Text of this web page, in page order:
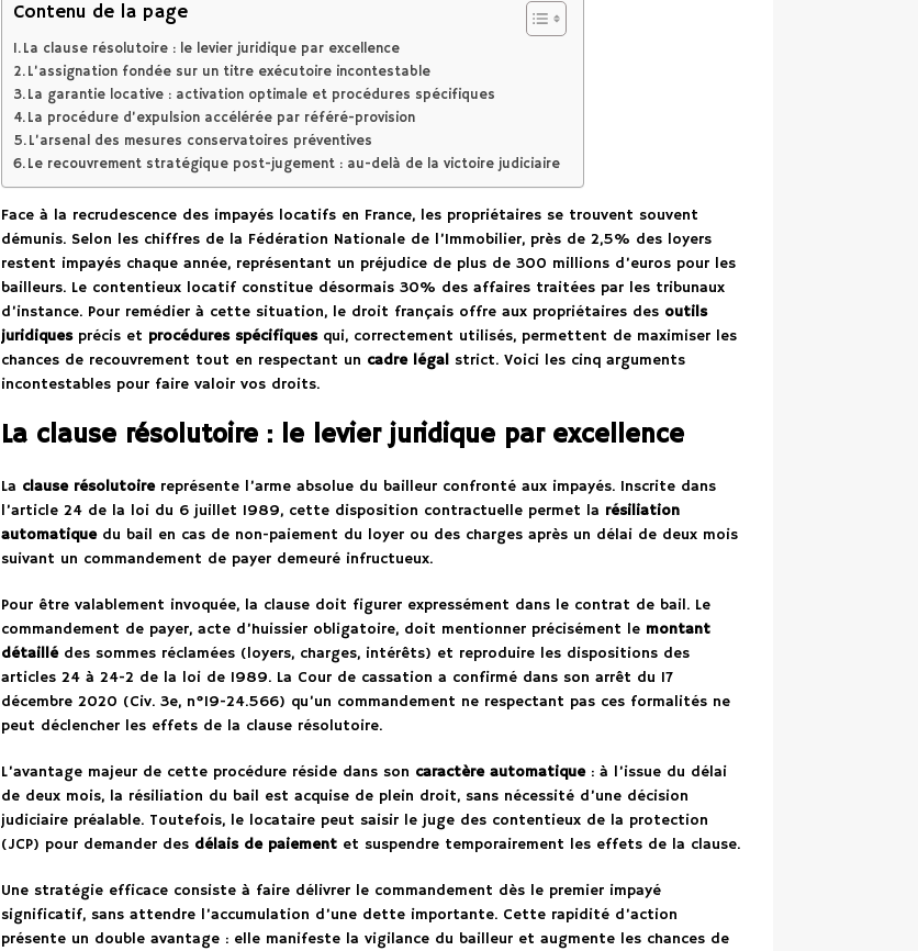
Contenu de la page
La clause résolutoire : le levier juridique par excellence
L’assignation fondée sur un titre exécutoire incontestable
La garantie locative : activation optimale et procédures spécifiques
La procédure d’expulsion accélérée par référé-provision
L’arsenal des mesures conservatoires préventives
Le recouvrement stratégique post-jugement : au-delà de la victoire judiciaire
Face à la recrudescence des impayés locatifs en France, les propriétaires se trouvent souvent
démunis. Selon les chiffres de la Fédération Nationale de l’Immobilier, près de 2,5% des loyers
restent impayés chaque année, représentant un préjudice de plus de 300 millions d’euros pour les
bailleurs. Le contentieux locatif constitue désormais 30% des affaires traitées par les tribunaux
d’instance. Pour remédier à cette situation, le droit français offre aux propriétaires des outils
juridiquesprécis et procédures spécifiquesqui, correctement utilisés, permettent de maximiser les
chances de recouvrement tout en respectant un cadre légalstrict. Voici les cinq arguments
incontestables pour faire valoir vos droits.
La clause résolutoire : le levier juridique par excellence
La clause résolutoirereprésente l’arme absolue du bailleur confronté aux impayés. Inscrite dans
l’article 24 de la loi du 6 juillet 1989, cette disposition contractuelle permet la résiliation
automatiquedu bail en cas de non-paiement du loyer ou des charges après un délai de deux mois
suivant un commandement de payer demeuré infructueux.
Pour être valablement invoquée, la clause doit figurer expressément dans le contrat de bail. Le
commandement de payer, acte d’huissier obligatoire, doit mentionner précisément le montant
détaillédes sommes réclamées (loyers, charges, intérêts) et reproduire les dispositions des
articles 24 à 24-2 de la loi de 1989. La Cour de cassation a confirmé dans son arrêt du 17
décembre 2020 (Civ. 3e, n°19-24.566) qu’un commandement ne respectant pas ces formalités ne
peut déclencher les effets de la clause résolutoire.
L’avantage majeur de cette procédure réside dans son caractère automatique: à l’issue du délai
de deux mois, la résiliation du bail est acquise de plein droit, sans nécessité d’une décision
judiciaire préalable. Toutefois, le locataire peut saisir le juge des contentieux de la protection
(JCP) pour demander des délais de paiementet suspendre temporairement les effets de la clause.
Une stratégie efficace consiste à faire délivrer le commandement dès le premier impayé
significatif, sans attendre l’accumulation d’une dette importante. Cette rapidité d’action
présente un double avantage : elle manifeste la vigilance du bailleur et augmente les chances de